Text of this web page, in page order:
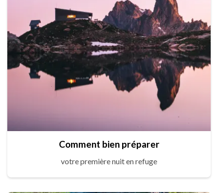
Comment bien préparer
votre première nuit en refuge